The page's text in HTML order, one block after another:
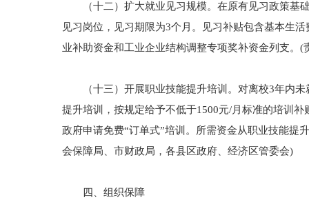
（十二）扩大就业见习规模。在原有见习政策基础
见习岗位，见习期限为3个月。见习补贴包含基本生
业补助资金和工业企业结构调整专项奖补资金列支。
（十三）开展职业技能提升培训。对离校3年内未
提升培训，按规定给予不低于1500元/月标准的培训
政府申请免费“订单式”培训。所需资金从职业技能提
会保障局、市财政局，各县区政府、经济区管委会)
四、组织保障